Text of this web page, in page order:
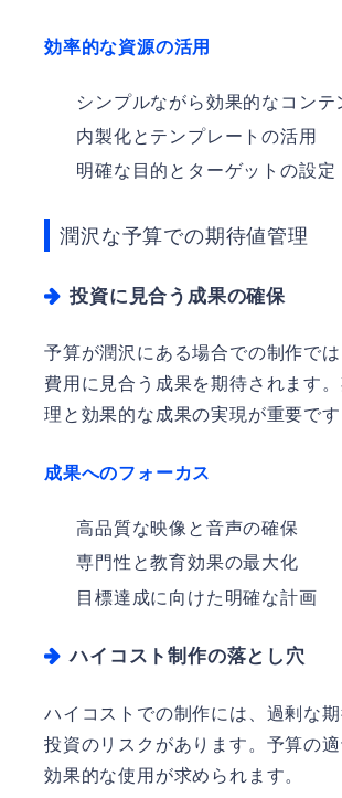
効率的な資源の活用
シンプルながら効果的なコンテ
内製化とテンプレートの活用
明確な目的とターゲットの設定
潤沢な予算での期待値管理
投資に見合う成果の確保
予算が潤沢にある場合での制作で
費用に見合う成果を期待されます
理と効果的な成果の実現が重要です
成果へのフォーカス
高品質な映像と音声の確保
専門性と教育効果の最大化
目標達成に向けた明確な計画
ハイコスト制作の落とし穴
ハイコストでの制作には、過剰な
投資のリスクがあります。予算の
効果的な使用が求められます。